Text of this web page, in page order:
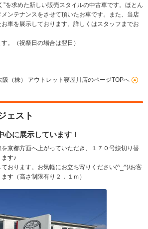
”を求めた新しい販売スタイルの中古車です。ほとん
ンテナンスをさせて頂いたお車です。また、当店
車を展示しております。詳しくはスタッフまでお
。（祝祭日の場合は翌日）
阪（株） アウトレット寝屋川店のページTOPへ
ェスト
に展示しています！
京都方面へ上がっていただき、１７０号線切り替
す♪
おります。お気軽にお立ち寄りください(^_^)/お客
す（高さ制限有り２．１ｍ）